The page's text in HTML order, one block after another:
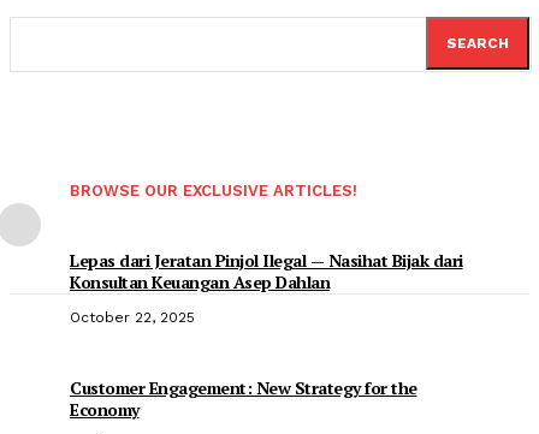
SEARCH
BROWSE OUR EXCLUSIVE ARTICLES!
Lepas dari Jeratan Pinjol Ilegal — Nasihat Bijak dari
Konsultan Keuangan Asep Dahlan
October 22, 2025
Customer Engagement: New Strategy for the
Economy